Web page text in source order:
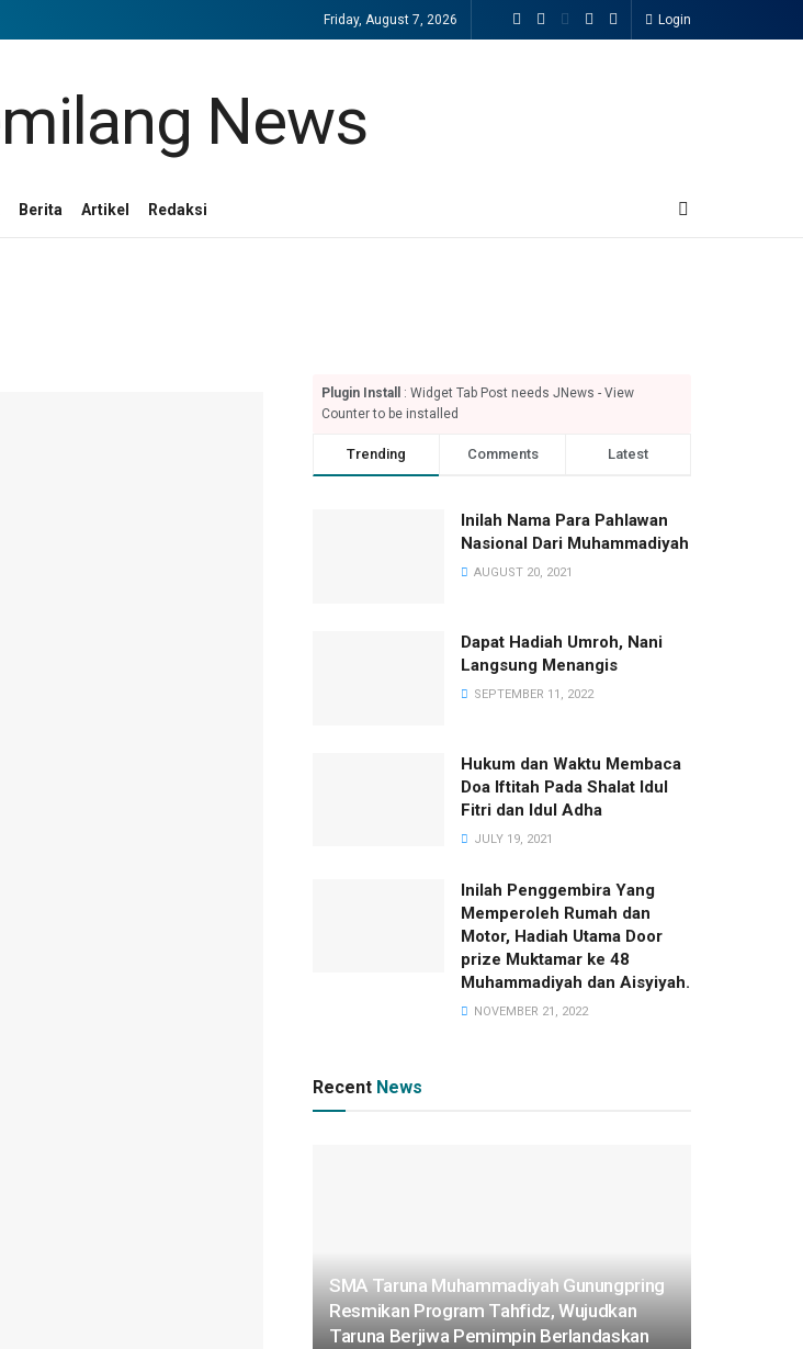
Friday, August 7, 2026 Login
Berita Artikel Redaksi
Plugin Install
: Widget Tab Post needs JNews - View
Counter to be installed
Trending Comments Latest
Inilah Nama Para Pahlawan
Nasional Dari Muhammadiyah
AUGUST 20, 2021
Dapat Hadiah Umroh, Nani
Langsung Menangis
SEPTEMBER 11, 2022
Hukum dan Waktu Membaca
Doa Iftitah Pada Shalat Idul
Fitri dan Idul Adha
JULY 19, 2021
Inilah Penggembira Yang
Memperoleh Rumah dan
Motor, Hadiah Utama Door
prize Muktamar ke 48
Muhammadiyah dan Aisyiyah.
NOVEMBER 21, 2022
Recent News
SMA Taruna Muhammadiyah Gunungpring
Resmikan Program Tahfidz, Wujudkan
Taruna Berjiwa Pemimpin Berlandaskan